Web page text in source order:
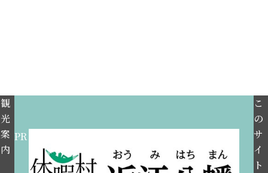
観
光
案
内
PR
こ
の
サ
イ
ト